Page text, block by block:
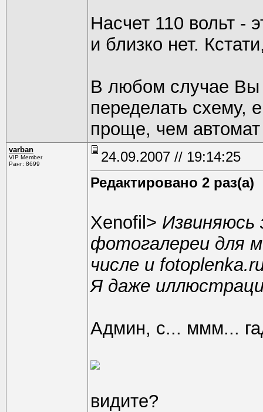
Насчет 110 вольт -
и близко нет.
В любом случае Вы
переделать схему,
проще, чем
varban
VIP Member
Ранг: 8699
24.09.2007 // 19:14:25
Редактировано 2 раз(а)
Xenofil> Извиняюсь
фотогалереи для
числе и
Я даже
Админ, с... ммм...
видите?